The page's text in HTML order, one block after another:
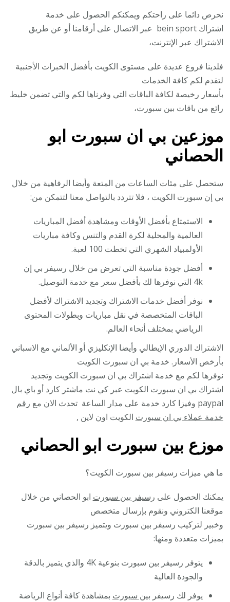
نحرص دائما على راحتكم ويمكنكم الحصول على خدمة
اشتراك bein sport عبر الاتصال على أرقامنا أو عن طريق
الاشتراك عبر الإنترنت،
فلدينا فروع عديدة على مستوى الكويت بأفضل الخبرات الأجنبية
لتقدم لكم كافة الخدمات
بأسعار رخيصة لكافة الباقات التي وفرناها لكم والتي تضمن خليط
رائع من باقات بين سبورت،
موزعين بي ان سبورت ابو
الحصاني
ستحصل على مئات الساعات من المتعة وأيضا الرفاهية من خلال
بي إن سبورت الكويت ، فلا تتردد بالتواصل معنا لتتمكن من:
الاستمتاع بأفضل الأوقات ومشاهدة أفضل المباريات
العالمية والمحلية لكرة القدم والتنس وكافة مباريات
الأولمبياد الشهري التي تخطت 100 لعبة.
أفضل جودة مناسبة التي تعرض من خلال رسيفر بي إن
4k التي نوفرها لك بأفضل سعر مع خدمة التوصيل.
نوفر أفضل خدمات الاشتراك وتجديد الاشتراك لأفضل
الباقات المتخصصة في نقل مباريات وبطولات المحتوى
الرياضي بمختلف أنحاء العالم.
الاشتراك الدوري الإيطالي وأيضا الإنكليزي أو الألماني مع الاسباني
بأرخص الأسعار. خدمة بي ان سبورت الكويت
نوفرها لكم مع خدمة اشتراك بي ان سبورت الكويت وتجديد
اشتراك بي ان سبورت الكويت عبر كي نت ماشتر كارد أو باي بال
paypal وفيزا كارد خدمة على مدار الساعة تحدث الان مع
رقم
خدمة عملاء بي ان سبورت الكويت اون لاين ,
موزع بين سبورت ابو الحصاني
ما هي ميزات رسيفر بين سبورت الكويت؟
يمكنك الحصول على رسيفر بين سبورت ابو الحصاني من خلال
موقعنا الكتروني ونقوم بإرسال متخصص
وخبير لتركيب رسيفر بين سبورت ويتميز رسيفر بين سبورت
بميزات متعددة ومنها:
يتوفر رسيفر بين سبورت بنوعية 4K والذي يتميز بالدقة
والجودة العالية
يوفر لك رسيفر بين سبورت بمشاهدة كافة أنواع الرياضة